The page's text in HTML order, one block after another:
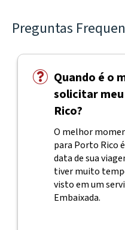
Preguntas
Quando é o
solicitar
Rico?
O melhor
para Porto Rico
data de sua
tiver muito
visto em um
Embaixada.